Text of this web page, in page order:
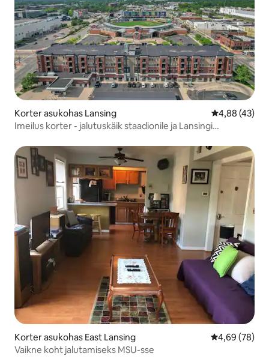
Korter asukohas Lansing Keskmine
4,88 (43)
Imeilus korter - jalutuskäik staadionile ja Lansingi
Korter asukohas East Lansing Keskmine
4,69 (78)
Vaikne koht jalutamiseks MSU-sse